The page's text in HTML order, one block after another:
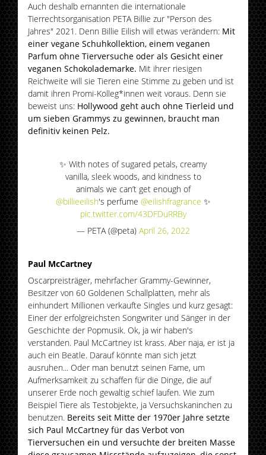
Auch deshalb ernannten die internationale
Tierrechtsorganisation PETA Billie zur "Person des
Jahres" 2021. Denn Billie Eilish will etwas verändern: Mit
einer vegane Schuhkollektion, einem veganen
Parfum ohne Tierversuche oder als Gesicht einer
veganen Schokolademarke. Mit ihrer riesigen
Reichweite will sie Tieren eine Stimme zu geben und ist
damit ihren Promi-Kolleg*innen weit voraus. Denn sie
beweist uns: Hollywood geht auch ohne Tierleid und
um sieben Grammys zu gewinnen, braucht man
definitiv keinen Pelz.
✨ With notes of sugared petals, creamy
vanilla, sleek woods, and kindness to
animals we can’t get enough of
@billieeilish's perfume @eilishfragrance ✨
pic.twitter.com/43DFDuRRBy
— PETA (@peta) April 26, 2022
Paul McCartney
Oscarpreisträger, mehrfacher Grammy-Gewinner,
Besitzer von 60 Goldenen Schallplatten, mehr als
einhundert Millionen verkaufte Singles und kurz gesagt:
Einer der erfolgreichsten Songwriter und Sänger in der
Geschichte der Popmusik. Ok, ja wir haben's
verstanden. Paul McCartney ist krass. Aber naja, er ist ja
auch ein Beatle. Darauf könnte man sich jetzt
ausruhen... Oder man benutzt seinen Fame, um
Aufmerksamkeit zu schaffen für die Dinge, die auf
unserer Erde noch gewaltig schief laufen. Wie zum
Beispiel Tiere als Testobjekte, ja Versuchskaninchen zu
benutzen. Bereits seit Mitte der 1970er Jahre setzte
sich Paul McCartney für das Verbot von
Tierversuchen ein und versuchte der breiten Masse